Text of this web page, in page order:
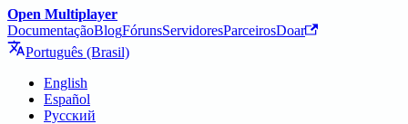
Open Multiplayer
DocumentaçãoBlogFórunsServidoresParceirosDoar
Português (Brasil)
English
Español
Русский